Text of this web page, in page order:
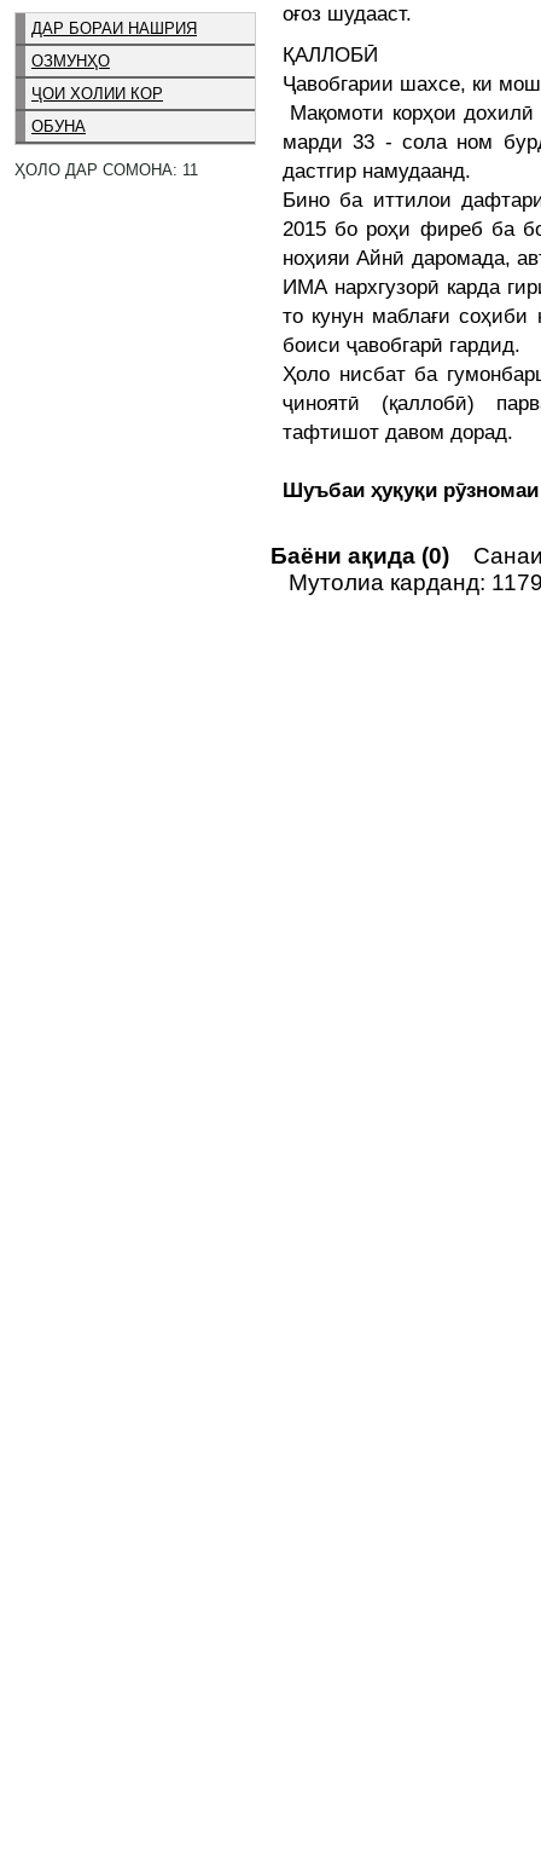
ДАР БОРАИ НАШРИЯ
ОЗМУНҲО
ҶОИ ХОЛИИ КОР
ОБУНА
ҲОЛО ДАР СОМОНА: 11
оғоз шудааст.
ҚАЛЛОБӢ
Ҷавобгарии шахсе, ки
Мақомоти корҳои
марди 33 - сола ном
дастгир намудаанд.
Бино ба иттилои
2015 бо роҳи фиреб ба
ноҳияи Айнӣ даромада,
ИМА нархгузорӣ карда
то кунун маблағи соҳиби
боиси ҷавобгарӣ гардид.
Ҳоло нисбат ба
ҷиноятӣ (қаллобӣ)
тафтишот давом дорад.
Шуъбаи ҳуқуқи
Баёни ақида (0)
Мутолиа карданд: